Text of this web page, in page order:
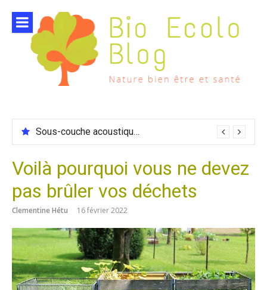
contenu
Sous-couche acoustique compatible chauffage sol
Voilà pourquoi vous ne devez
pas brûler vos déchets
Clementine Hétu 16 février 2022